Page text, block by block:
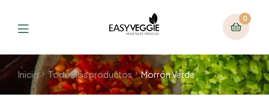
0
Inicio Todos los productos Morrón Verde